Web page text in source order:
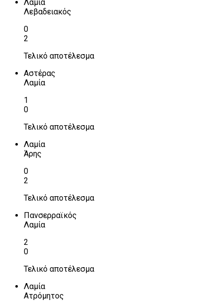
Λαμία
Λεβαδειακός
0
2
Τελικό αποτέλεσμα
Αστέρας
Λαμία
1
0
Τελικό αποτέλεσμα
Λαμία
Άρης
0
2
Τελικό αποτέλεσμα
Πανσερραϊκός
Λαμία
2
0
Τελικό αποτέλεσμα
Λαμία
Ατρόμητος